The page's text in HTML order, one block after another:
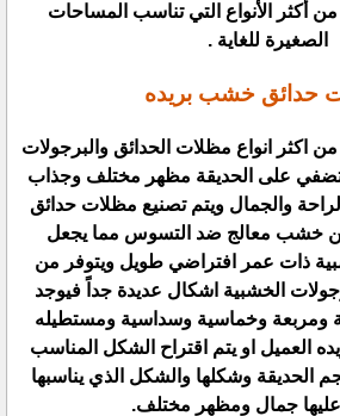
الأنواع التي تناسب المساحات
الصغيرة للغاية .
حدائق خشب بريده
انواع مظلات الحدائق والبرجولات
تضفي على الحديقة مظهر مختلف وجذاب
والجمال ويتم تصنيع مظلات حدائق
خشب معالج ضد التسوس مما يجعل
ذات عمر افتراضي طويل ويتوفر من
الخشبية اشكال عديدة جداً فيوجد
ومربعة وخماسية وسداسية ومستطيله
العميل او يتم اقتراح الشكل المناسب
الحديقة وشكلها والشكل الذي يناسبها
جمال ومظهر مختلف.